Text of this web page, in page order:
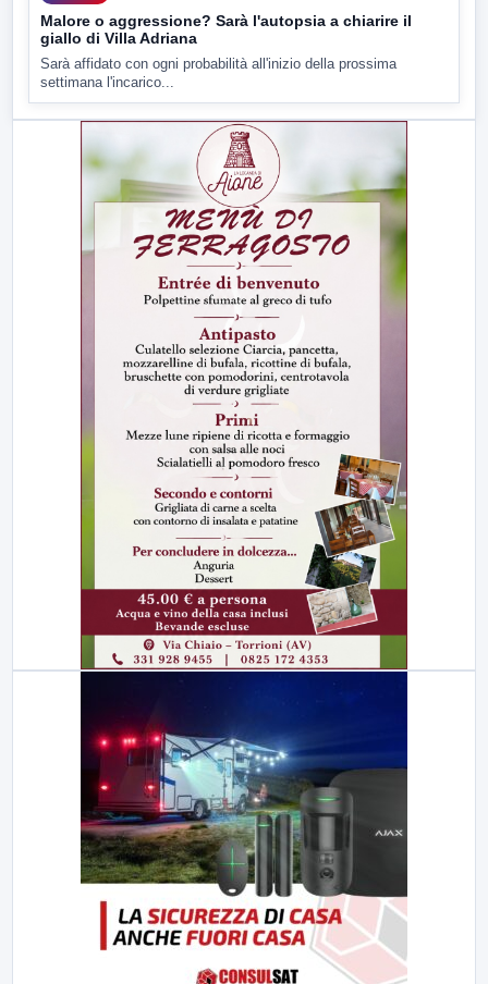
Malore o aggressione? Sarà l'autopsia a chiarire il
giallo di Villa Adriana
Sarà affidato con ogni probabilità all'inizio della prossima
settimana l'incarico...